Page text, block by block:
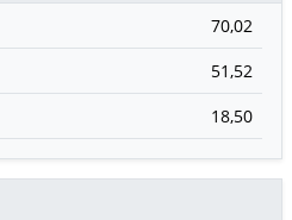
70,02
51,52
18,50